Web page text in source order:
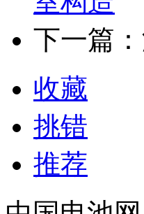
收藏
挑错
推荐
中国电池网
中国电池网